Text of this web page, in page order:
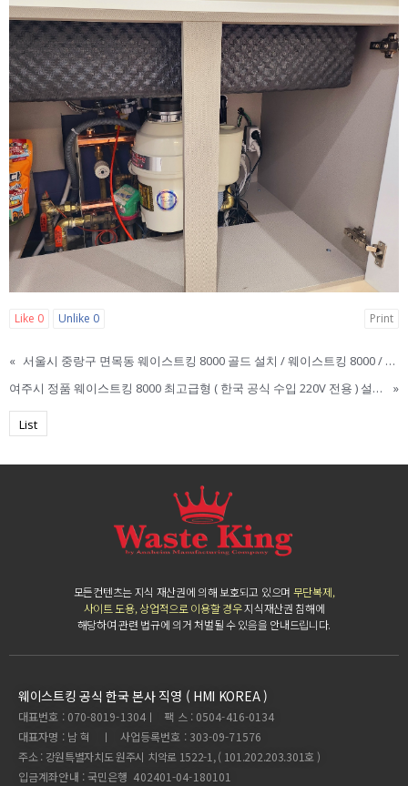
Like 0 Unlike 0 Print
«
서울시 중랑구 면목동 웨이스트킹 8000 골드 설치 / 웨이스트킹 8000 / 웨이스트킹 3300 / 웨이스트킹 골드 / WASTE KING / 웨이스트킹 한국 본사 직영점 / 웨이스트킹 신규 구매 설치 이전설치
여주시 정품 웨이스트킹 8000 최고급형 ( 한국 공식 수입 220V 전용 ) 설치 리뷰 / 웨이스트킹 한국 본사 직영점 / 웨이스트킹 3300. 웨이스트킹 설치. Waste King
»
List
모든컨텐츠는 지식 재산권에 의해 보호되고 있으며 무단복제,
사이트 도용, 상업적으로 이용할 경우지식재산권 침해에
해당하여 관련 법규에 의거 처벌될 수 있음을 안내드립니다.
웨이스트킹 공식 한국 본사 직영 ( HMI KOREA )
대표번호 : 070-8019-1304ㅣ 팩 스 : 0504-416-0134
대표자명 : 남 혁 ㅣ 사업등록번호 : 303-09-71576
주소 : 강원특별자치도 원주시 치악로 1522-1, ( 101.202.203.301호 )
입금계좌안내 : 국민은행 402401-04-180101